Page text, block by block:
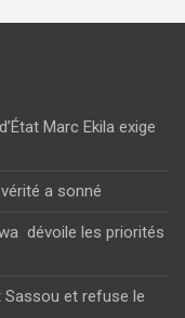
Marc Ekila exige
a sonné
dévoile les priorités
Sassou et refuse le